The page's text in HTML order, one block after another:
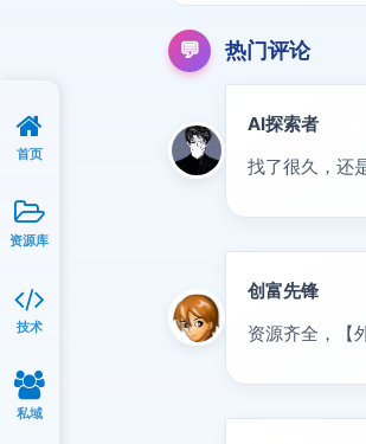
💬 热门评论
AI探索者
找了很久，还
创富先锋
资源齐全，【
首页
资源库
技术
私域